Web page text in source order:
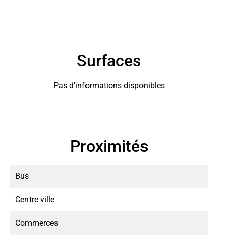
Surfaces
Pas d'informations disponibles
Proximités
Bus
Centre ville
Commerces